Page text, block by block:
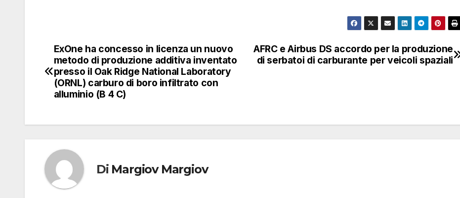
Navigazione
articoli
AFRC e Airbus DS accordo per la produzione
di serbatoi di carburante per veicoli spaziali
ExOne ha concesso in licenza un nuovo
metodo di produzione additiva inventato
presso il Oak Ridge National Laboratory
(ORNL) carburo di boro infiltrato con
alluminio (B 4 C)
Di Margiov Margiov